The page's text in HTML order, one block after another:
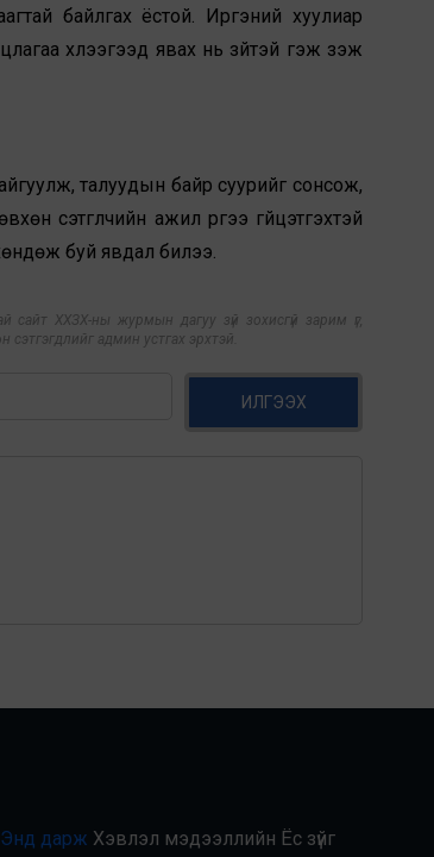
байлгах ёстой. Иргэний хуулиар
хүлээгээд явах нь зүйтэй гэж үзэж
талуудын байр суурийг сонсож,
сэтгүүлчийн ажил үүргээ гүйцэтгэхтэй
буй явдал билээ.
сайт ХХЗХ-ны журмын дагуу зүй зохисгүй зарим үг,
сэтгэгдлийг админ устгах эрхтэй.
ИЛГЭЭХ
Энд дарж Хэвлэл мэдээллийн Ёс зүйг